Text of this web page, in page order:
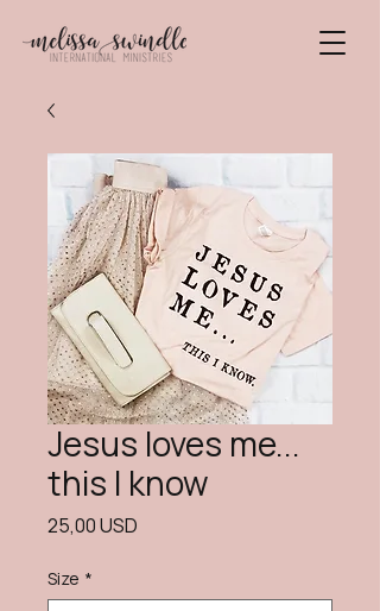
Jesus loves me...
this I know
25,00 USD
Size *